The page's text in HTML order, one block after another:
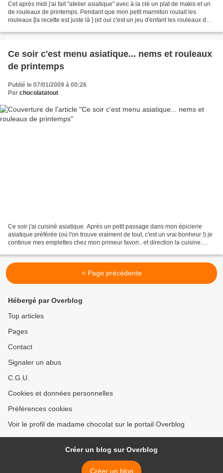
Cet après midi j'ai fait "atelier asiatique" avec à la clé un plat de makis et un
de rouleaux de printemps. Pendant que mon petit marmiton roulait les
rouleaux [la recette est juste là ] (et oui c'est un jeu d'enfant les rouleaux de
Ce soir c'est menu asiatique... nems et rouleaux
de printemps
Publié le 07/01/2009 à 00:26
Par chocolatatout
Ce soir j'ai cuisiné asiatique. Après un petit passage dans mon épicierie
asiatique préférée (où l'on trouve vraiment de tout, c'est un vrai bonheur !) je
continue mes emplettes chez mon primeur favori.. et direction la cuisine.
< Page précédente
Hébergé par Overblog
Top articles
Pages
Contact
Signaler un abus
C.G.U.
Cookies et données personnelles
Préférences cookies
Voir le profil de madame chocolat sur le portail Overblog
Créer un blog sur Overblog
Créer un blog